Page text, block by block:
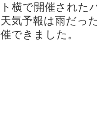
ト横で開催された
天気予報は雨だっ
催できました。